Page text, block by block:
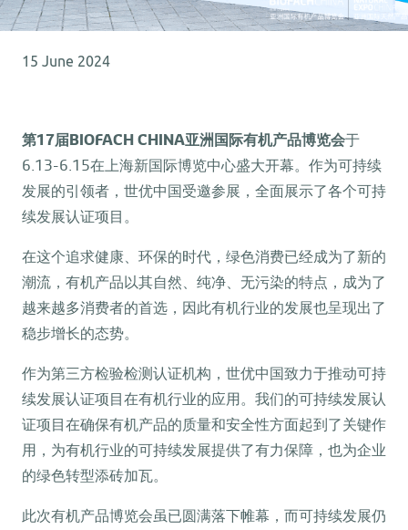
15 June 2024
第17届BIOFACH CHINA亚洲国际有机产品博览会于
6.13-6.15在上海新国际博览中心盛大开幕。作为可持续
发展的引领者，世优中国受邀参展，全面展示了各个可持
续发展认证项目。
在这个追求健康、环保的时代，绿色消费已经成为了新的
潮流，有机产品以其自然、纯净、无污染的特点，成为了
越来越多消费者的首选，因此有机行业的发展也呈现出了
稳步增长的态势。
作为第三方检验检测认证机构，世优中国致力于推动可持
续发展认证项目在有机行业的应用。我们的可持续发展认
证项目在确保有机产品的质量和安全性方面起到了关键作
用，为有机行业的可持续发展提供了有力保障，也为企业
的绿色转型添砖加瓦。
此次有机产品博览会虽已圆满落下帷幕，而可持续发展仍